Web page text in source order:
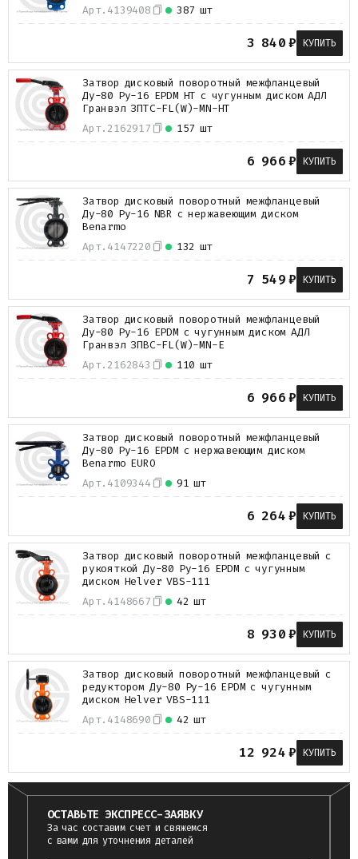
Арт. 4139408 387 шт
3 840₽ КУПИТЬ
Арт. 2162917 157 шт
Затвор дисковый поворотный межфланцевый
Ду-80 Ру-16 EPDM HT с чугунным диском АДЛ
Гранвэл ЗПТС-FL(W)-MN-HT
6 966₽ КУПИТЬ
Арт. 4147220 132 шт
Затвор дисковый поворотный межфланцевый
Ду-80 Ру-16 NBR с нержавеющим диском
Benarmo
7 549₽ КУПИТЬ
Арт. 2162843 110 шт
Затвор дисковый поворотный межфланцевый
Ду-80 Ру-16 EPDM с чугунным диском АДЛ
Гранвэл ЗПВС-FL(W)-MN-E
6 966₽ КУПИТЬ
Арт. 4109344 91 шт
Затвор дисковый поворотный межфланцевый
Ду-80 Ру-16 EPDM с нержавеющим диском
Benarmo EURO
6 264₽ КУПИТЬ
Арт. 4148667 42 шт
Затвор дисковый поворотный межфланцевый с
рукояткой Ду-80 Ру-16 EPDM с чугунным
диском Helver VBS-111
8 930₽ КУПИТЬ
Арт. 4148690 42 шт
Затвор дисковый поворотный межфланцевый с
редуктором Ду-80 Ру-16 EPDM с чугунным
диском Helver VBS-111
12 924₽ КУПИТЬ
ОСТАВЬТЕ ЭКСПРЕСС-ЗАЯВКУ
За час составим счет и свяжемся
с вами для уточнения деталей